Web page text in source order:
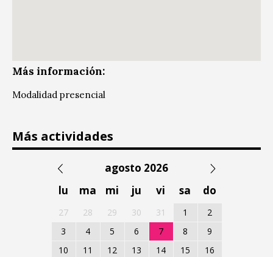
Más información:
Modalidad presencial
Más actividades
agosto 2026
lu
ma mi ju vi sa do
27 28 29 30 31 1
2
3
4 5 6 7 8
9
10
11 12 13 14 15
16